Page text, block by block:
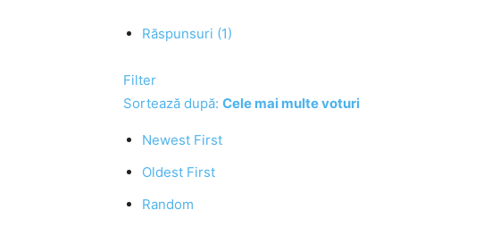
Răspunsuri (1)
Filter
Sortează după: Cele mai multe voturi
Newest First
Oldest First
Random